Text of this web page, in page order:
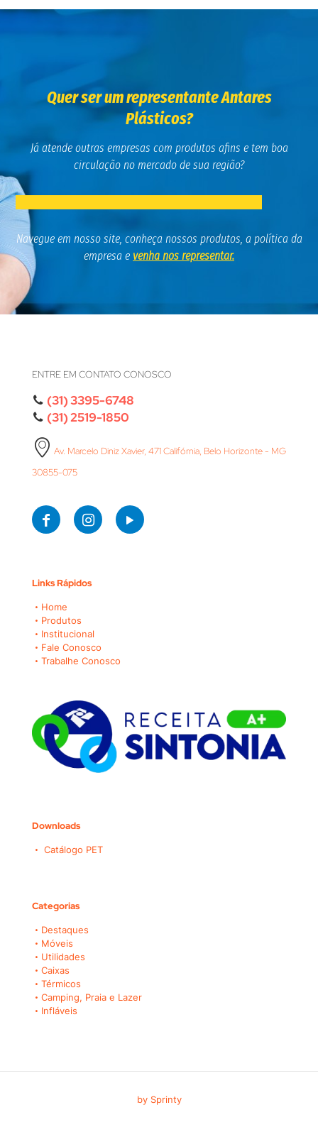
Quer ser um representante Antares
Plásticos?
Já atende outras empresas com produtos afins e tem boa
circulação no mercado de sua região?
Navegue em nosso site, conheça nossos produtos, a política da
empresa e venha nos representar.
ENTRE EM CONTATO CONOSCO
(31) 3395-6748
(31) 2519-1850
Av. Marcelo Diniz Xavier, 471 Califórnia, Belo Horizonte - MG
30855-075
Links Rápidos
Home
Produtos
Institucional
Fale Conosco
Trabalhe Conosco
Downloads
Catálogo PET
Categorias
Destaques
Móveis
Utilidades
Caixas
Térmicos
Camping, Praia e Lazer
Infláveis
by Sprinty